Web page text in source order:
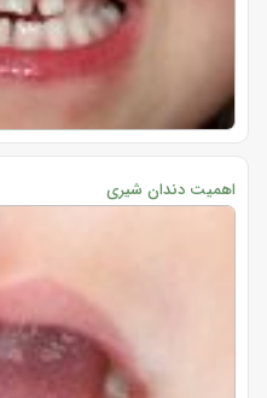
اهمیت دندان شیری